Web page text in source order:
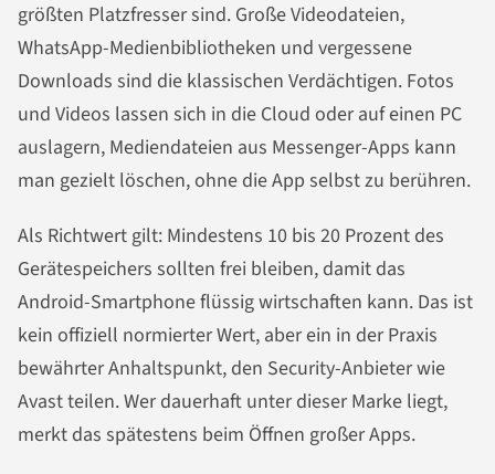
größten Platzfresser sind. Große Videodateien,
WhatsApp-Medienbibliotheken und vergessene
Downloads sind die klassischen Verdächtigen. Fotos
und Videos lassen sich in die Cloud oder auf einen PC
auslagern, Mediendateien aus Messenger-Apps kann
man gezielt löschen, ohne die App selbst zu berühren.
Als Richtwert gilt: Mindestens 10 bis 20 Prozent des
Gerätespeichers sollten frei bleiben, damit das
Android-Smartphone flüssig wirtschaften kann. Das ist
kein offiziell normierter Wert, aber ein in der Praxis
bewährter Anhaltspunkt, den Security-Anbieter wie
Avast teilen. Wer dauerhaft unter dieser Marke liegt,
merkt das spätestens beim Öffnen großer Apps.